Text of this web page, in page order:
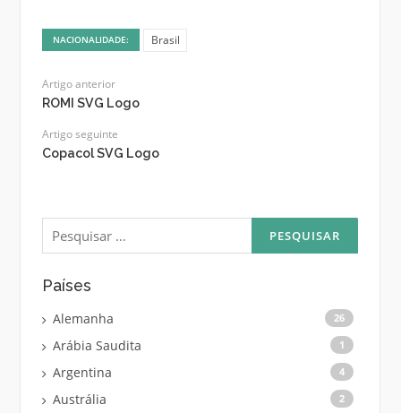
NACIONALIDADE: Brasil
Artigo anterior
ROMI SVG Logo
Artigo seguinte
Copacol SVG Logo
Pesquisar
por:
Países
Alemanha 26
Arábia Saudita 1
Argentina 4
Austrália 2